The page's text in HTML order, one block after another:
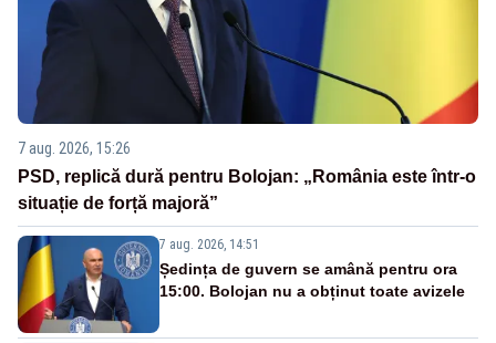
7 aug. 2026, 15:26
PSD, replică dură pentru Bolojan: „România este într-o
situație de forță majoră”
7 aug. 2026, 14:51
Ședința de guvern se amână pentru ora
15:00. Bolojan nu a obținut toate avizele